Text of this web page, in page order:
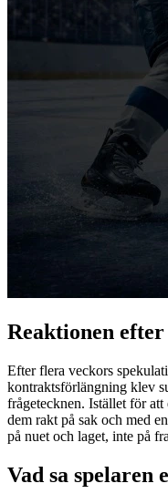
Reaktionen
Efter flera veckors
kontraktsförlängning klev
frågetecknen. Istället för att
dem rakt på sak och med
på nuet och laget, inte på
Vad sa spelaren